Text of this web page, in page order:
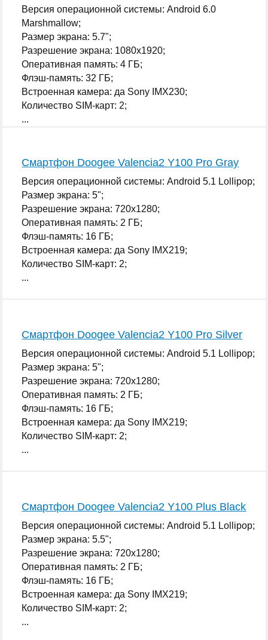
Версия операционной системы: Android 6.0
Marshmallow;
Размер экрана: 5.7";
Разрешение экрана: 1080x1920;
Оперативная память: 4 ГБ;
Флэш-память: 32 ГБ;
Встроенная камера: да Sony IMX230;
Количество SIM-карт: 2;
...
Смартфон Doogee Valencia2 Y100 Pro Gray
Версия операционной системы: Android 5.1 Lollipop;
Размер экрана: 5";
Разрешение экрана: 720x1280;
Оперативная память: 2 ГБ;
Флэш-память: 16 ГБ;
Встроенная камера: да Sony IMX219;
Количество SIM-карт: 2;
...
Смартфон Doogee Valencia2 Y100 Pro Silver
Версия операционной системы: Android 5.1 Lollipop;
Размер экрана: 5";
Разрешение экрана: 720x1280;
Оперативная память: 2 ГБ;
Флэш-память: 16 ГБ;
Встроенная камера: да Sony IMX219;
Количество SIM-карт: 2;
...
Смартфон Doogee Valencia2 Y100 Plus Black
Версия операционной системы: Android 5.1 Lollipop;
Размер экрана: 5.5";
Разрешение экрана: 720x1280;
Оперативная память: 2 ГБ;
Флэш-память: 16 ГБ;
Встроенная камера: да Sony IMX219;
Количество SIM-карт: 2;
...